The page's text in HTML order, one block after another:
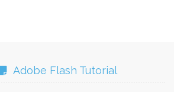
Adobe Flash Tutorial